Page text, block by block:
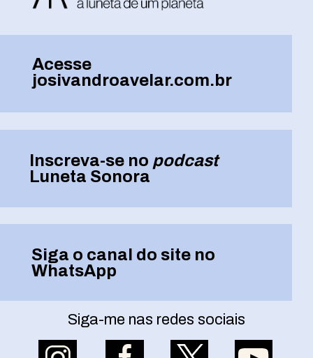
Inscreva-se no podcast
Luneta Sonora
Acesse
josivandroavelar.com.br
Siga o canal do site no
WhatsApp
Siga-me nas redes sociais